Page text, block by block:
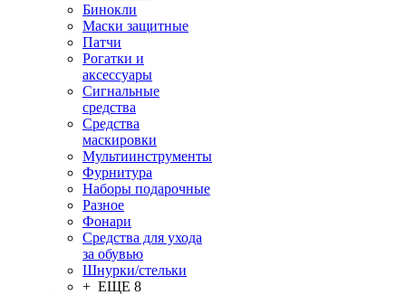
Бинокли
Маски защитные
Патчи
Рогатки и
аксессуары
Сигнальные
средства
Средства
маскировки
Мультиинструменты
Фурнитура
Наборы подарочные
Разное
Фонари
Средства для ухода
за обувью
Шнурки/стельки
+ ЕЩЕ 8